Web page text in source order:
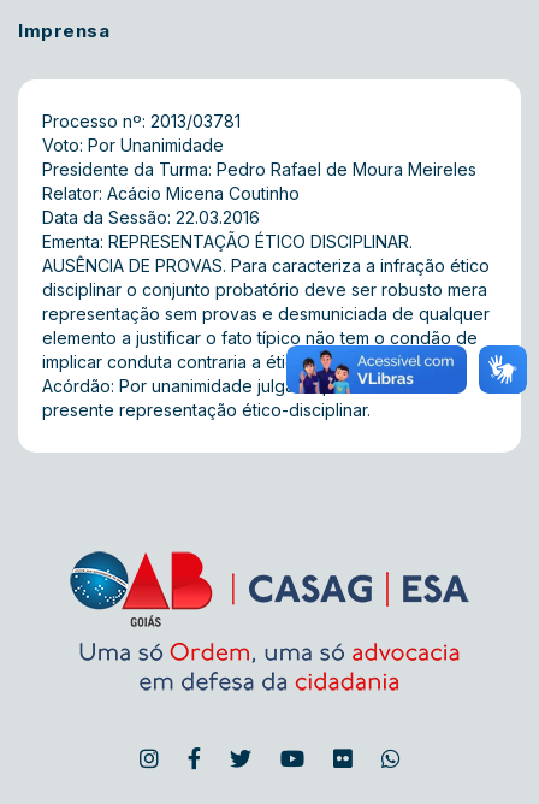
Imprensa
Processo nº: 2013/03781
Voto: Por Unanimidade
Presidente da Turma: Pedro Rafael de Moura Meireles
Relator: Acácio Micena Coutinho
Data da Sessão: 22.03.2016
Ementa: REPRESENTAÇÃO ÉTICO DISCIPLINAR.
AUSÊNCIA DE PROVAS. Para caracteriza a infração ético
disciplinar o conjunto probatório deve ser robusto mera
representação sem provas e desmuniciada de qualquer
elemento a justificar o fato típico não tem o condão de
implicar conduta contraria a ética
Acórdão: Por unanimidade julgar improcedente a
presente representação ético-disciplinar.